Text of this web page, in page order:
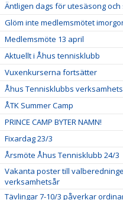
Äntligen dags för utesäsong och
Glöm inte medlemsmötet
Medlemsmöte 13 april
Aktuellt i Åhus tennisklubb
Vuxenkurserna fortsätter
Åhus Tennisklubbs
ÅTK Summer Camp
PRINCE CAMP BYTER NAMN!
Fixardag 23/3
Årsmöte Åhus Tennisklubb 24/3
Vakanta poster till
verksamhetsår
Tävlingar 7-10/3 påverkar